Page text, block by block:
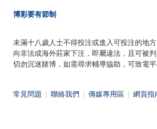
博彩要有節制
未滿十八歲人士不得投注或進入可投注的地方
向非法或海外莊家下注，即屬違法，且可被判
切勿沉迷賭博，如需尋求輔導協助，可致電
常見問題 聯絡我們 傳媒專用區 網頁指